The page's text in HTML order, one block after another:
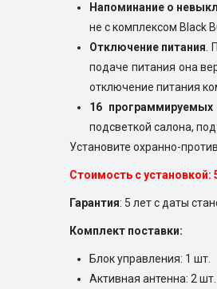
Напоминание о
не с комплексом Black
Отключение питания
подаче питания она
отключение питания
16 программируемых
подсветкой салона,
Установите охранно-
Стоимость с установкой:
Гарантия: 5 лет с даты
Комплект поставки:
Блок управления: 1 шт.
Активная антенна: 2 шт.